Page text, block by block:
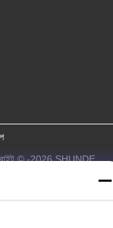
© -2026 SHUNDE
সমস্ত অধিকার